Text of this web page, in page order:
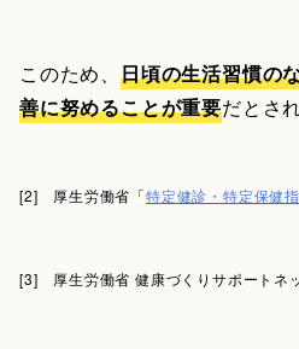
このため、 日頃の生活習慣の
善に努めることが重要だとさ
[2] 厚生労働省「特定健診・特定保健
[3] 厚生労働省 健康づくりサポートネ